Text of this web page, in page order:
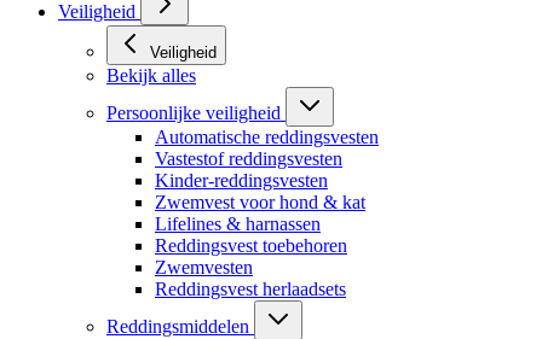
Veiligheid
Veiligheid
Bekijk alles
Persoonlijke veiligheid
Automatische reddingsvesten
Vastestof reddingsvesten
Kinder-reddingsvesten
Zwemvest voor hond & kat
Lifelines & harnassen
Reddingsvest toebehoren
Zwemvesten
Reddingsvest herlaadsets
Reddingsmiddelen